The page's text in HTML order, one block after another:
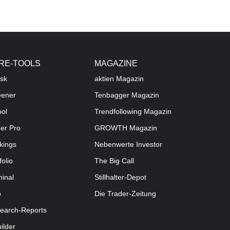
TOOLS
Pro
Reports
MAGAZINE
aktien Magazin
Tenbagger Magazin
Trendfollowing Magazin
GROWTH Magazin
Nebenwerte Investor
The Big Call
Stillhalter-Depot
Die Trader-Zeitung